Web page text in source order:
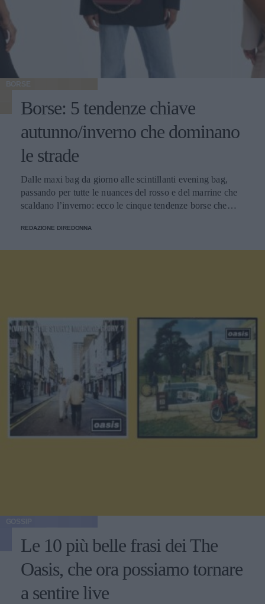
BORSE
Borse: 5 tendenze chiave
autunno/inverno che dominano
le strade
Dalle maxi bag da giorno alle scintillanti evening bag,
passando per tutte le nuances del rosso e del marrine che
scaldano l’inverno: ecco le cinque tendenze borse che
REDAZIONE DIREDONNA
Le 10 più belle frasi dei The
Oasis, che ora possiamo tornare
a sentire live